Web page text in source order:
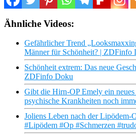
Ähnliche Videos:
Gefährlicher Trend
Männer für Schönheit? | ZDFinfo
Schönheit extrem: Das neue
ZDFinfo Doku
Gibt die Hirn-OP Emely ein
psychische Krankheiten noch
Joliens Leben nach der
#Lipödem #Op #Schmerzen